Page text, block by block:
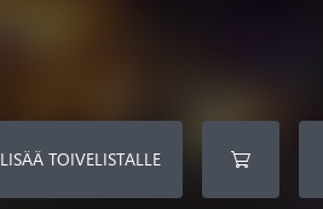
LISÄÄ TOIVELISTALLE